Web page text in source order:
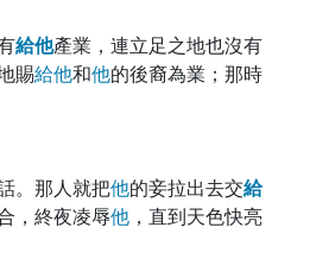
給他產業，連立足之地也沒有
賜給他和他的後裔為業；那時
。那人就把他的妾拉出去交給
，終夜凌辱他 ，直到天色快亮